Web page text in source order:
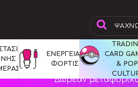
&
ΕΝΕΡΓΕΙΑ &
ΦΟΡΤΙΣΗ
CARD
&
Δωρεάν